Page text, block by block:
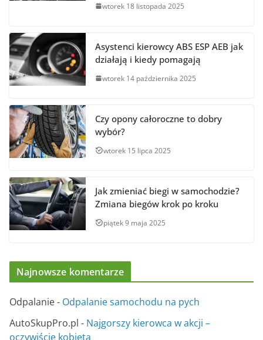
wtorek 18 listopada 2025
Asystenci kierowcy ABS ESP AEB jak
działają i kiedy pomagają
wtorek 14 października 2025
Czy opony całoroczne to dobry
wybór?
wtorek 15 lipca 2025
Jak zmieniać biegi w samochodzie?
Zmiana biegów krok po kroku
piątek 9 maja 2025
Najnowsze komentarze
Odpalanie- Odpalanie samochodu na pych
AutoSkupPro.pl - Najgorszy kierowca w akcji –
oczywiście kobieta